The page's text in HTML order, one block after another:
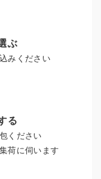
購入し、「港区
ども食堂やフー
ぶ
みください
る
ください
荷に伺います